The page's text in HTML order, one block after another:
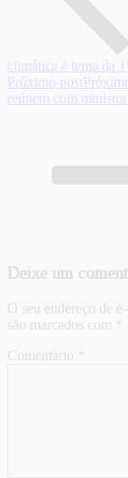
climática é tema da
Próximo post
reúnem com
Deixe um
O seu endereço de
são marcados com
Comentário